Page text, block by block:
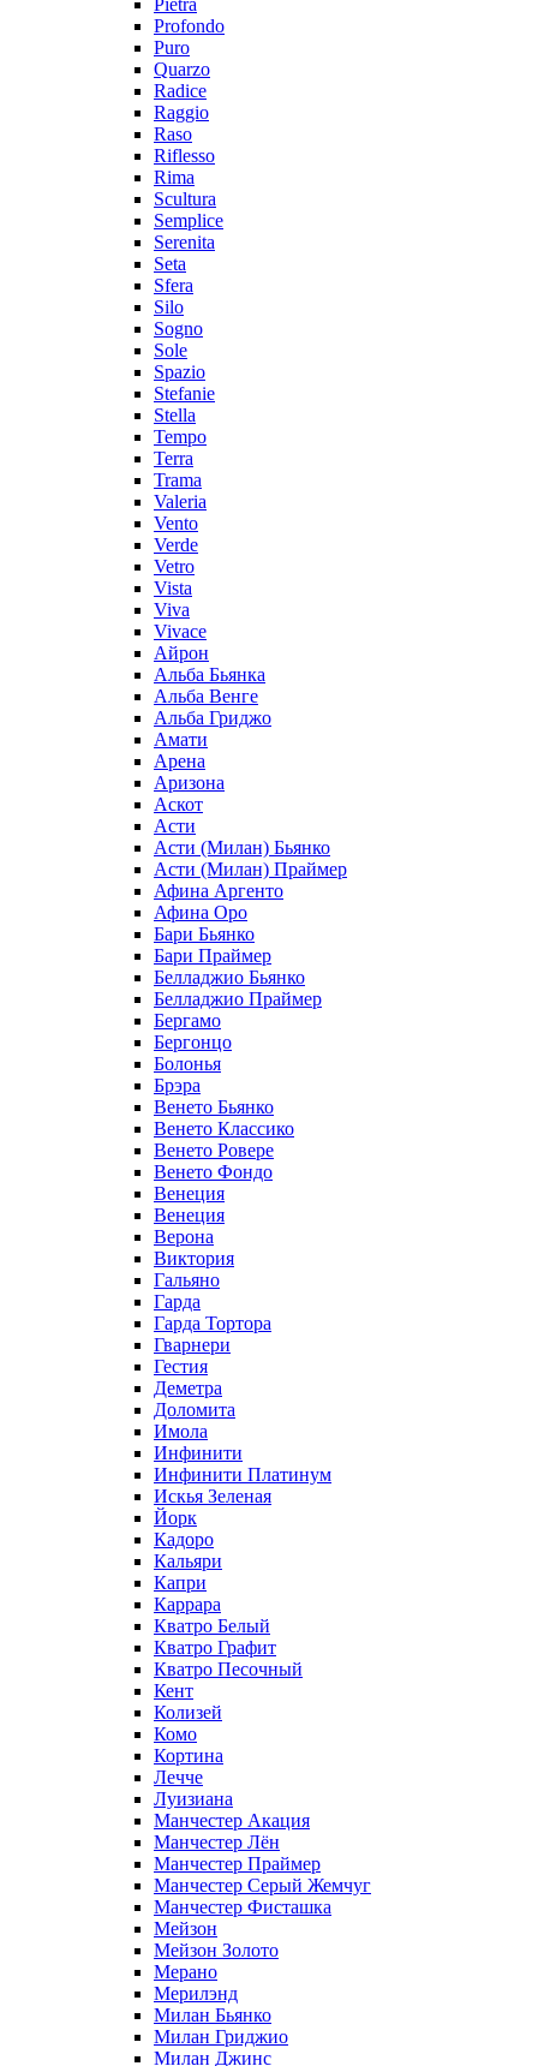
Profondo
Puro
Quarzo
Radice
Raggio
Raso
Riflesso
Rima
Scultura
Semplice
Serenita
Seta
Sfera
Silo
Sogno
Sole
Spazio
Stefanie
Stella
Tempo
Terra
Trama
Valeria
Vento
Verde
Vetro
Vista
Viva
Vivace
Айрон
Альба Бьянка
Альба Венге
Альба Гриджо
Амати
Арена
Аризона
Аскот
Асти
Асти (Милан) Бьянко
Асти (Милан) Праймер
Афина Аргенто
Афина Оро
Бари Бьянко
Бари Праймер
Белладжио Бьянко
Белладжио Праймер
Бергамо
Бергонцо
Болонья
Брэра
Венето Бьянко
Венето Классико
Венето Ровере
Венето Фондо
Венеция
Венеция
Верона
Виктория
Гальяно
Гарда
Гарда Тортора
Гварнери
Гестия
Деметра
Доломита
Имола
Инфинити
Инфинити Платинум
Искья Зеленая
Йорк
Кадоро
Кальяри
Капри
Каррара
Кватро Белый
Кватро Графит
Кватро Песочный
Кент
Колизей
Комо
Кортина
Лечче
Луизиана
Манчестер Акация
Манчестер Лён
Манчестер Праймер
Манчестер Серый Жемчуг
Манчестер Фисташка
Мейзон
Мейзон Золото
Мерано
Мерилэнд
Милан Бьянко
Милан Гриджио
Милан Джинс